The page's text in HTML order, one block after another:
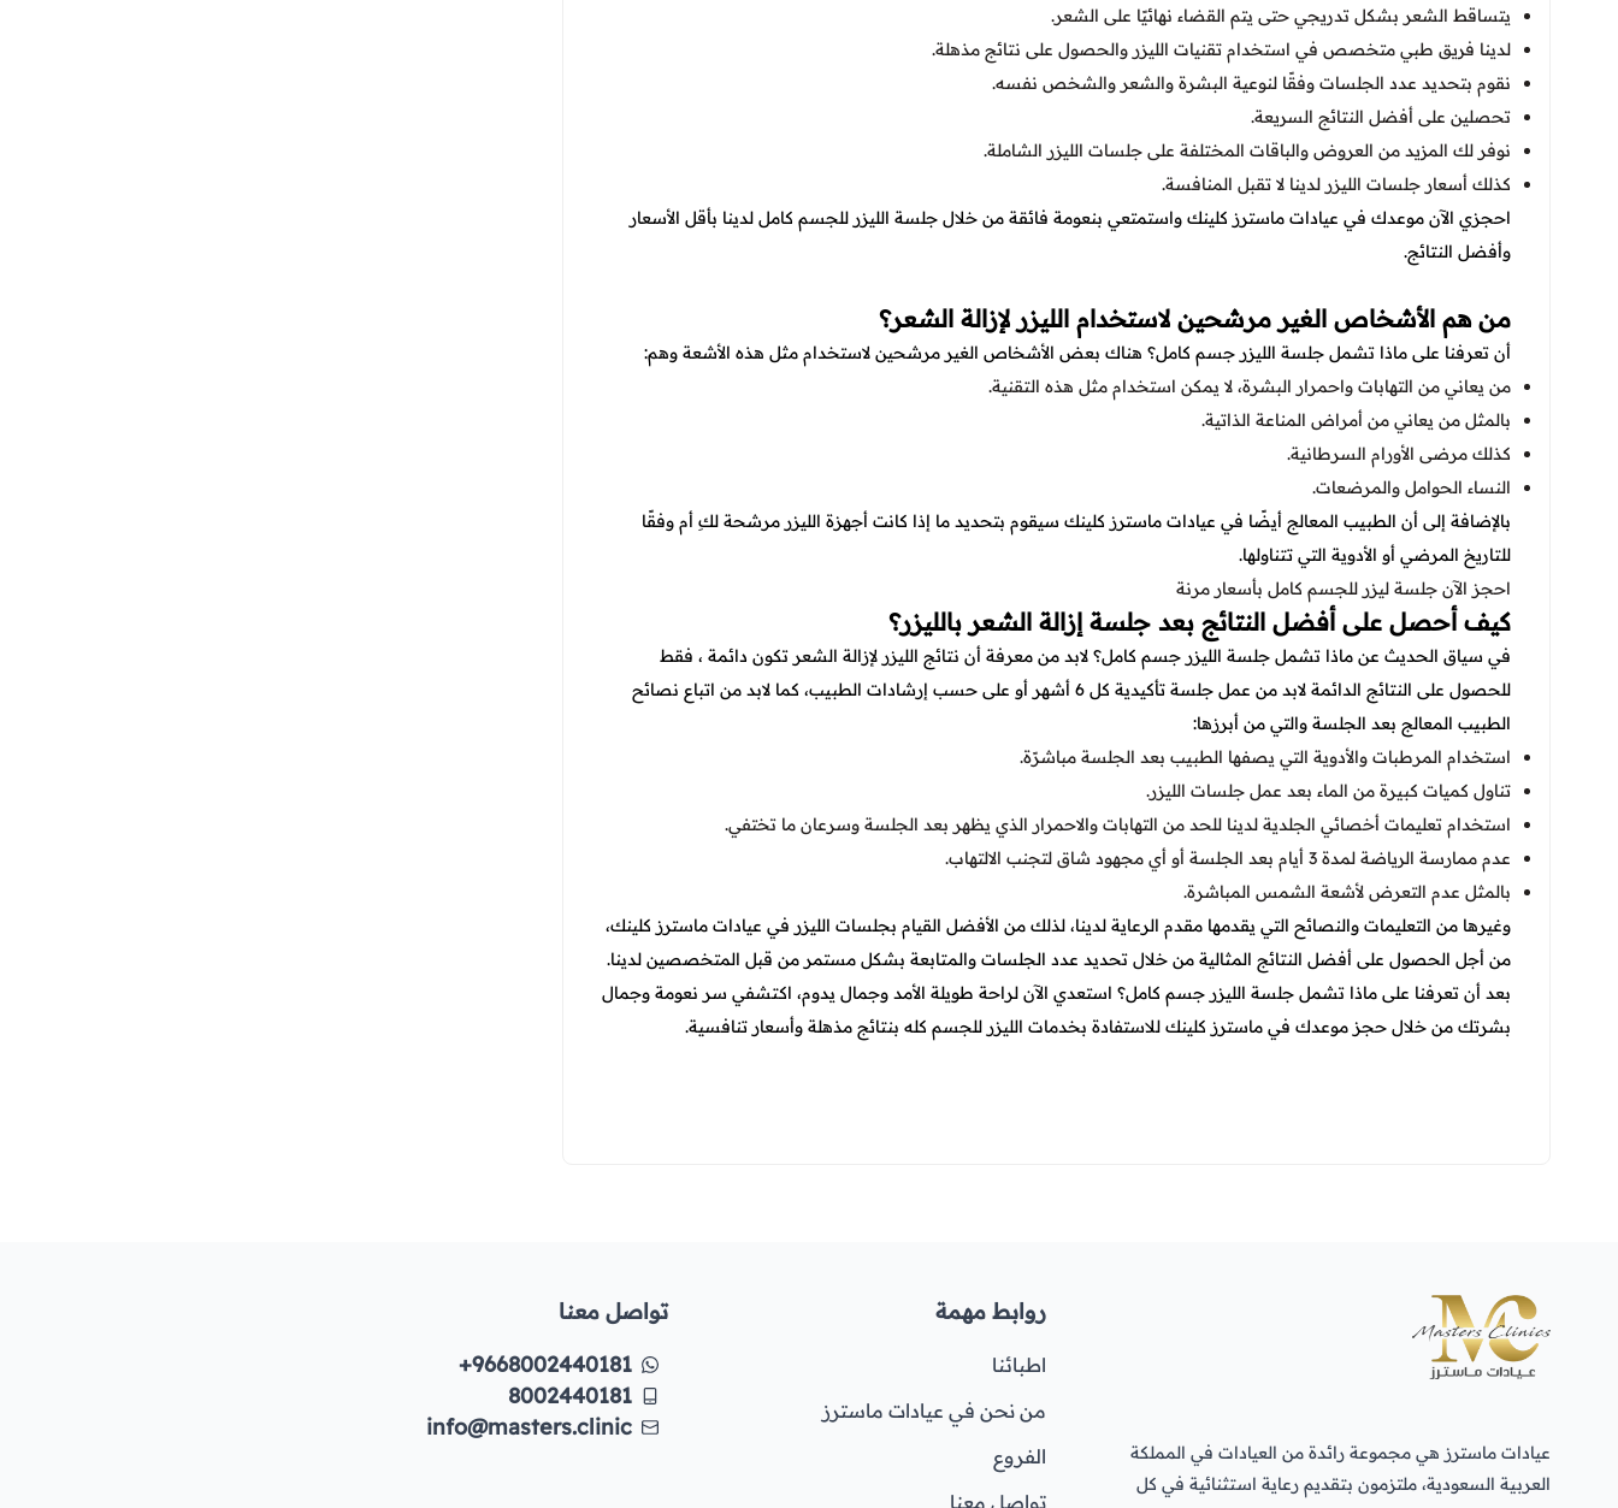
يتساقط الشعر بشكل تدريجي حتى يتم القضاء نهائيًا على الشعر.
لدينا فريق طبي متخصص في استخدام تقنيات الليزر والحصول على نتائج مذهلة.
نقوم بتحديد عدد الجلسات وفقًا لنوعية البشرة والشعر والشخص نفسه.
تحصلين على أفضل النتائج السريعة.
نوفر لك المزيد من العروض والباقات المختلفة على جلسات الليزر الشاملة.
كذلك أسعار جلسات الليزر لدينا لا تقبل المنافسة.
احجزي الآن موعدك في عيادات ماسترز كلينك واستمتعي بنعومة فائقة من خلال جلسة الليزر للجسم كامل لدينا بأقل الأسعار
وأفضل النتائج.
من هم الأشخاص الغير مرشحين لاستخدام الليزر لإزالة الشعر؟
أن تعرفنا على ماذا تشمل جلسة الليزر جسم كامل؟ هناك بعض الأشخاص الغير مرشحين لاستخدام مثل هذه الأشعة وهم:
من يعاني من التهابات واحمرار البشرة، لا يمكن استخدام مثل هذه التقنية.
بالمثل من يعاني من أمراض المناعة الذاتية.
كذلك مرضى الأورام السرطانية.
النساء الحوامل والمرضعات.
بالإضافة إلى أن الطبيب المعالج أيضًا في عيادات ماسترز كلينك سيقوم بتحديد ما إذا كانت أجهزة الليزر مرشحة لكِ أم وفقًا
للتاريخ المرضي أو الأدوية التي تتناولها.
احجز الآن جلسة ليزر للجسم كامل بأسعار مرنة
كيف أحصل على أفضل النتائج بعد جلسة إزالة الشعر بالليزر؟
في سياق الحديث عن ماذا تشمل جلسة الليزر جسم كامل؟ لابد من معرفة أن نتائج الليزر لإزالة الشعر تكون دائمة ، فقط
للحصول على النتائج الدائمة لابد من عمل جلسة تأكيدية كل 6 أشهر أو على حسب إرشادات الطبيب، كما لابد من اتباع نصائح
الطبيب المعالج بعد الجلسة والتي من أبرزها:
استخدام المرطبات والأدوية التي يصفها الطبيب بعد الجلسة مباشرًة.
تناول كميات كبيرة من الماء بعد عمل جلسات الليزر.
استخدام تعليمات أخصائي الجلدية لدينا للحد من التهابات والاحمرار الذي يظهر بعد الجلسة وسرعان ما تختفي.
عدم ممارسة الرياضة لمدة 3 أيام بعد الجلسة أو أي مجهود شاق لتجنب الالتهاب.
بالمثل عدم التعرض لأشعة الشمس المباشرة.
وغيرها من التعليمات والنصائح التي يقدمها مقدم الرعاية لدينا، لذلك من الأفضل القيام بجلسات الليزر في عيادات ماسترز كلينك،
من أجل الحصول على أفضل النتائج المثالية من خلال تحديد عدد الجلسات والمتابعة بشكل مستمر من قبل المتخصصين لدينا.
بعد أن تعرفنا على ماذا تشمل جلسة الليزر جسم كامل؟ استعدي الآن لراحة طويلة الأمد وجمال يدوم، اكتشفي سر نعومة وجمال
بشرتك من خلال حجز موعدك في ماسترز كلينك للاستفادة بخدمات الليزر للجسم كله بنتائج مذهلة وأسعار تنافسية.
عيادات ماسترز هي مجموعة رائدة من العيادات في المملكة
العربية السعودية، ملتزمون بتقديم رعاية استثنائية في كل
روابط مهمة
اطبائنا
من نحن في عيادات ماسترز
الفروع
تواصل معنا
تواصل معنا
+9668002440181
8002440181
info@masters.clinic